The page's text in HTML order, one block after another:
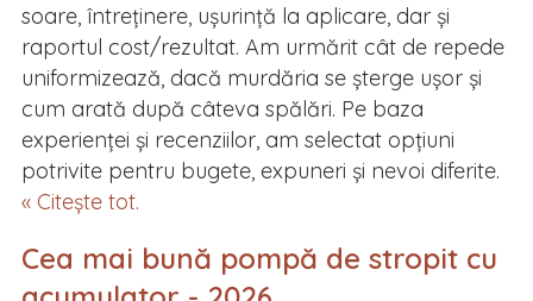
soare, întreținere, ușurință la aplicare, dar și
raportul cost/rezultat. Am urmărit cât de repede
uniformizează, dacă murdăria se șterge ușor și
cum arată după câteva spălări. Pe baza
experienței și recenziilor, am selectat opțiuni
potrivite pentru bugete, expuneri și nevoi diferite.
« Citește tot.
Cea mai bună pompă de stropit cu